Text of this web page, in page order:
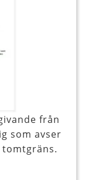
från
som avser